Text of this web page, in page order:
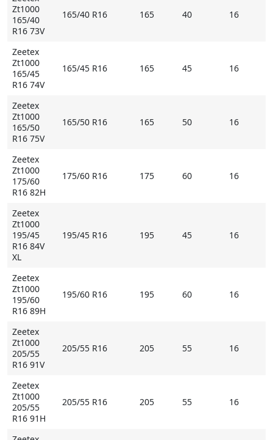
Zt1000
165/40
R16 73V
165/40 R16 165 40 16
Zeetex
Zt1000
165/45
R16 74V
165/45 R16 165 45 16
Zeetex
Zt1000
165/50
R16 75V
165/50 R16 165 50 16
Zeetex
Zt1000
175/60
R16 82H
175/60 R16 175 60 16
Zeetex
Zt1000
195/45
R16 84V
XL
195/45 R16 195 45 16
Zeetex
Zt1000
195/60
R16 89H
195/60 R16 195 60 16
Zeetex
Zt1000
205/55
R16 91V
205/55 R16 205 55 16
Zeetex
Zt1000
205/55
R16 91H
205/55 R16 205 55 16